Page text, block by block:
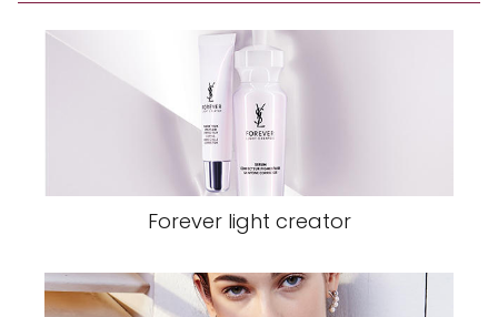
Forever light creator